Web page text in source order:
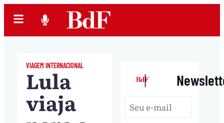
VIAGEM INTERNACIONAL
Lula
viaja
|